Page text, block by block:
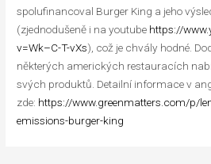
spolufinancoval Burger King a jeho
(zjednodušeně i na youtube https://
v=Wk–C-T-vXs), což je chvály hodné.
některých amerických restauracích
svých produktů. Detailní informace v
zde: https://www.greenmatters.com/p/
emissions-burger-king